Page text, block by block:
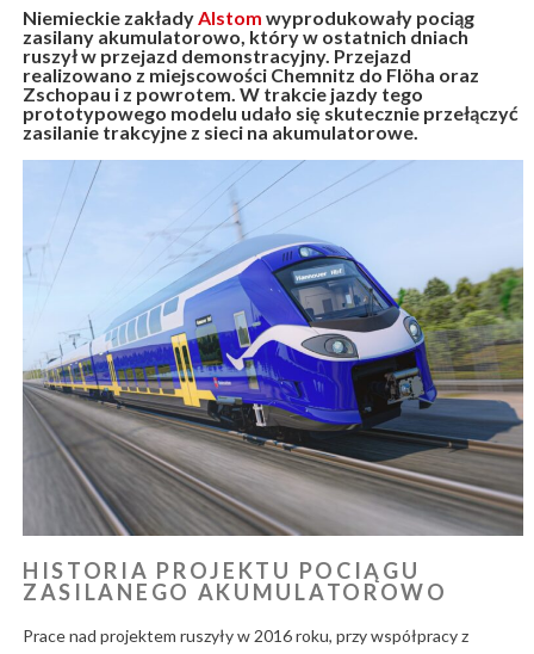
Niemieckie zakładyAlstom wyprodukowały pociąg
zasilany akumulatorowo, który w ostatnich dniach
ruszył w przejazd demonstracyjny. Przejazd
realizowano z miejscowości Chemnitz do Flöha oraz
Zschopau i z powrotem. W trakcie jazdy tego
prototypowego modelu udało się skutecznie przełączyć
zasilanie trakcyjne z sieci na akumulatorowe.
HISTORIA PROJEKTU POCIĄGU
ZASILANEGO AKUMULATOROWO
Prace nad projektem ruszyły w 2016 roku, przy współpracy z